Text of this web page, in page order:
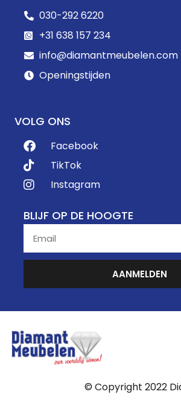
030-292 6220
+31 638 157 234
info@diamantmeubelen.com
Openingstijden
VOLG ONS
Facebook
TikTok
Instagram
BLIJF OP DE HOOGTE
AANMELDEN
© Copyright 2022